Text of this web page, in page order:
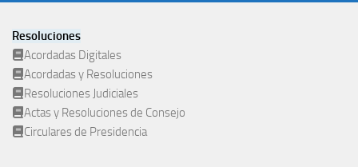
Resoluciones
Acordadas Digitales
Acordadas y Resoluciones
Resoluciones Judiciales
Actas y Resoluciones de Consejo
Circulares de Presidencia